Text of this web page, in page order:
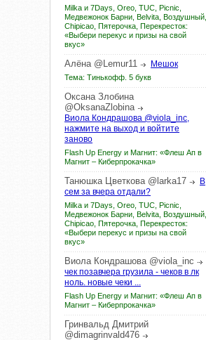
Milka и 7Days, Oreo, TUC, Picnic,
Медвежонок Барни, Belvita, Воздушный,
Chipicao, Пятерочка, Перекресток:
«Выбери перекус и призы на свой
вкус»
Алёна @Lemur11 Мешок
Тема: Тинькофф. 5 букв
Оксана Злобина
@OksanaZlobina
Виола Кондрашова @viola_inc,
нажмите на выход и войтите
заново
Flash Up Energy и Магнит: «Флеш Ап в
Магнит – Киберпрокачка»
Танюшка Цветкова @larka17
В
сем за вчера отдали?
Milka и 7Days, Oreo, TUC, Picnic,
Медвежонок Барни, Belvita, Воздушный,
Chipicao, Пятерочка, Перекресток:
«Выбери перекус и призы на свой
вкус»
Виола Кондрашова @viola_inc
чек позавчера грузила - чеков в лк
ноль. новые чеки ...
Flash Up Energy и Магнит: «Флеш Ап в
Магнит – Киберпрокачка»
Гринвальд Дмитрий
@dimagrinvald476